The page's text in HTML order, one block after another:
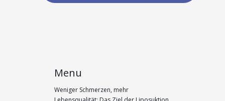
Menu
Weniger Schmerzen, mehr